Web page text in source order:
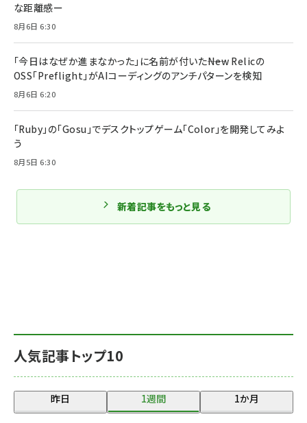
人気記事トップ10
昨日 1週間 1か月
な距離感ー
8月6日 6:30
「今日はなぜか進まなかった」に名前が付いた――New Relicの
OSS「Preflight」がAIコーディングのアンチパターンを検知
8月6日 6:20
「Ruby」の「Gosu」でデスクトップゲーム「Color」を開発してみよ
う
8月5日 6:30
新着記事をもっと見る